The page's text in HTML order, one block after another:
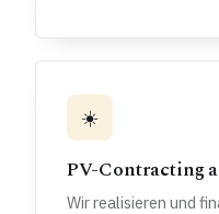
☀️
PV-Contracting
Wir realisieren und